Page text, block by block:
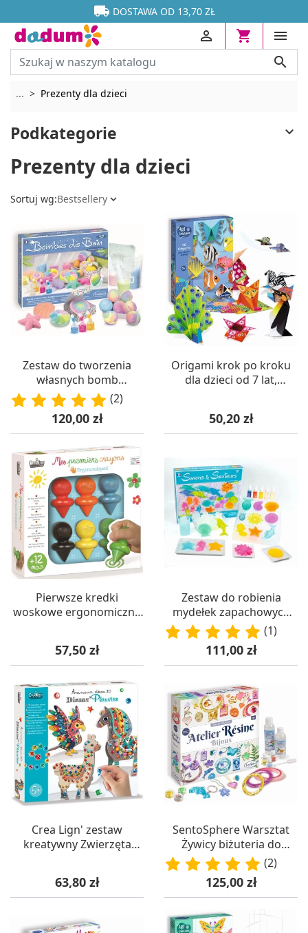

 DOSTAWA OD 13,70 ZŁ






... Rozwiń breadcrumbs
Prezenty dla dzieci
Podkategorie 
Prezenty dla dzieci
Sortuj wg:Bestsellery 
Zestaw do tworzenia
własnych bomb
kąpielowych DIY (od
8 lat), Sentosphere
(2)
Cena
120,00 zł
Origami krok po kroku
dla dzieci od 7 lat,
Cena
50,20 zł
Pierwsze kredki
woskowe ergonomiczne
Cena
57,50 zł
Zestaw do robienia
mydełek zapachowych
dla 7-latki, SentoSphere
(1)
Cena
111,00 zł
Crea Lign' zestaw
kreatywny Zwierzęta
Cena
63,80 zł
SentoSphere Warsztat
Żywicy biżuteria do
robienia dla dziewczyn
+10
(2)
Cena
125,00 zł